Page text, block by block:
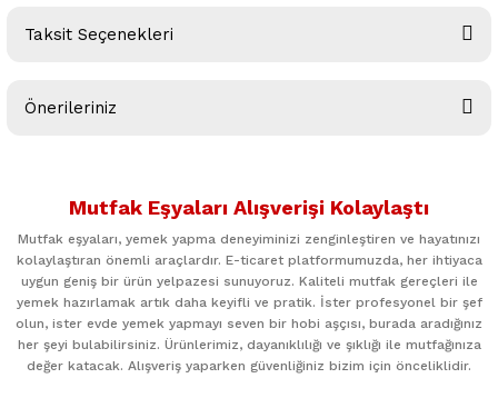
Taksit Seçenekleri
Önerileriniz
kullanarak tarafımıza iletebilirsiniz.
Ürün resmi kalitesiz, bozuk veya görüntülenemiyor.
Ürün bilgilerinde hatalar bulunuyor.
Ürün fiyatı diğer sitelerden daha pahalı.
Mutfak Eşyaları Alışverişi Kolaylaştı
Mutfak eşyaları, yemek yapma deneyiminizi zenginleştiren ve hayatınızı
kolaylaştıran önemli araçlardır. E-ticaret platformumuzda, her ihtiyaca
uygun geniş bir ürün yelpazesi sunuyoruz. Kaliteli mutfak gereçleri ile
yemek hazırlamak artık daha keyifli ve pratik. İster profesyonel bir şef
olun, ister evde yemek yapmayı seven bir hobi aşçısı, burada aradığınız
her şeyi bulabilirsiniz. Ürünlerimiz, dayanıklılığı ve şıklığı ile mutfağınıza
değer katacak. Alışveriş yaparken güvenliğiniz bizim için önceliklidir.